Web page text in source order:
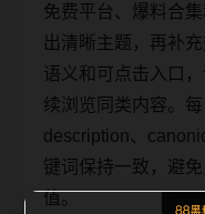
免费平台、爆料合
出清晰主题，再补
语义和可点击入口
续浏览同类内容。
description、
键词保持一致，避
值。